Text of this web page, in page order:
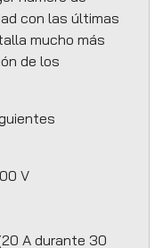
con las últimas
mucho más
de los
V
A durante 30